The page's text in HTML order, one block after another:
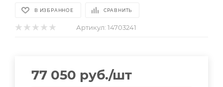
В ИЗБРАННОЕ СРАВНИТЬ
Артикул: 14703241
77 050 руб./шт